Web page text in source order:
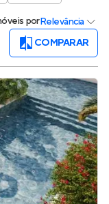
porRelevância
COMPARAR